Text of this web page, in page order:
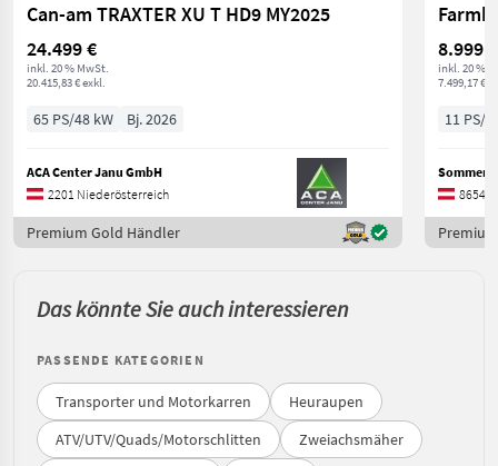
Can-am TRAXTER XU T HD9 MY2025
24.499 €
inkl. 20 % MwSt.
20.415,83 € exkl.
65 PS/48 kW Bj. 2026
ACA Center Janu GmbH
2201 Niederösterreich
Premium Gold Händler
8.999 €
inkl. 20 %
7.499,17 €
11 PS/8
8654
Das könnte Sie auch interessieren
PASSENDE KATEGORIEN
Transporter und Motorkarren
Heuraupen
ATV/UTV/Quads/Motorschlitten
Zweiachsmäher